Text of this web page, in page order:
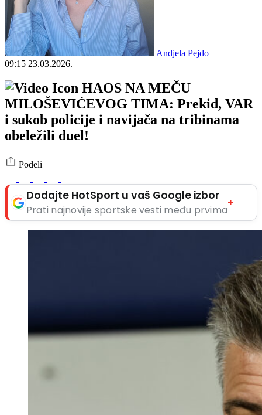
Andjela Pejdo
09:15 23.03.2026.
HAOS NA MEČU
MILOŠEVIĆEVOG TIMA: Prekid, VAR
i sukob policije i navijača na tribinama
obeležili duel!
Podeli
Dodajte HotSport u vaš Google izbor
Prati najnovije sportske vesti među prvima
+